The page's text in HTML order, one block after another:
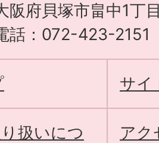
阪府貝塚市畠中1丁
話：072-423-2151
サイ
扱いにつ
アク